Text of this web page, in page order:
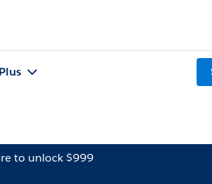
Plus
to unlock $999